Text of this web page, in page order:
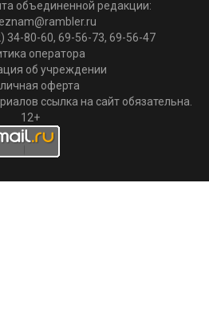
объединенной редакции:
34-80-60, 69-56-73, 69-56-47
оператора
об учреждении
оферта
ссылка на сайт обязательна.
12+